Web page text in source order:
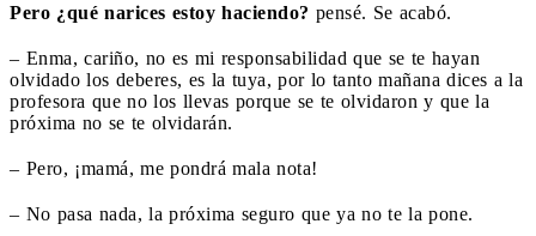
Pero ¿qué narices estoy haciendo? pensé. Se acabó.
– Enma, cariño, no es mi responsabilidad que se te hayan
olvidado los deberes, es la tuya, por lo tanto mañana dices a la
profesora que no los llevas porque se te olvidaron y que la
próxima no se te olvidarán.
– Pero, ¡mamá, me pondrá mala nota!
– No pasa nada, la próxima seguro que ya no te la pone.